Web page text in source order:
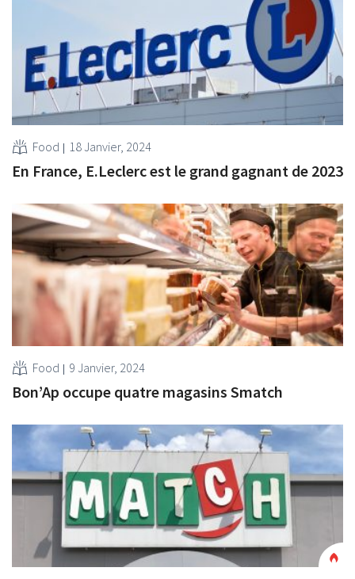
Food 18 Janvier, 2024
En France, E.Leclerc est le grand gagnant de 2023
Food 9 Janvier, 2024
Bon’Ap occupe quatre magasins Smatch